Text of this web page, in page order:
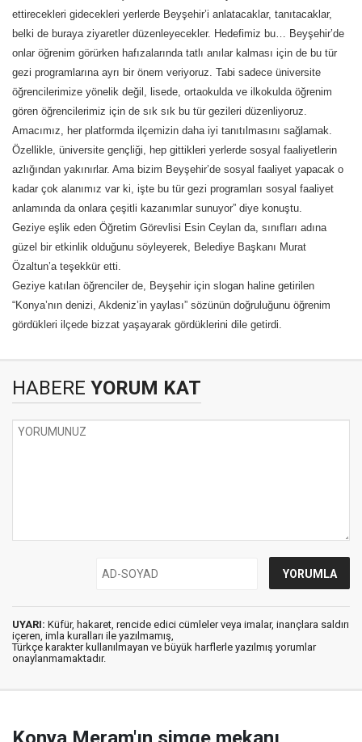
ettirecekleri gidecekleri yerlerde Beyşehir’i anlatacaklar, tanıtacaklar,
belki de buraya ziyaretler düzenleyecekler. Hedefimiz bu… Beyşehir’de
onlar öğrenim görürken hafızalarında tatlı anılar kalması için de bu tür
gezi programlarına ayrı bir önem veriyoruz. Tabi sadece üniversite
öğrencilerimize yönelik değil, lisede, ortaokulda ve ilkokulda öğrenim
gören öğrencilerimiz için de sık sık bu tür gezileri düzenliyoruz.
Amacımız, her platformda ilçemizin daha iyi tanıtılmasını sağlamak.
Özellikle, üniversite gençliği, hep gittikleri yerlerde sosyal faaliyetlerin
azlığından yakınırlar. Ama bizim Beyşehir’de sosyal faaliyet yapacak o
kadar çok alanımız var ki, işte bu tür gezi programları sosyal faaliyet
anlamında da onlara çeşitli kazanımlar sunuyor” diye konuştu.
Geziye eşlik eden Öğretim Görevlisi Esin Ceylan da, sınıfları adına
güzel bir etkinlik olduğunu söyleyerek, Belediye Başkanı Murat
Özaltun’a teşekkür etti.
Geziye katılan öğrenciler de, Beyşehir için slogan haline getirilen
“Konya’nın denizi, Akdeniz’in yaylası” sözünün doğruluğunu öğrenim
gördükleri ilçede bizzat yaşayarak gördüklerini dile getirdi.
HABERE YORUM KAT
UYARI: Küfür, hakaret, rencide edici cümleler veya imalar, inançlara saldırı
içeren, imla kuralları ile yazılmamış,
Türkçe karakter kullanılmayan ve büyük harflerle yazılmış yorumlar
onaylanmamaktadır.